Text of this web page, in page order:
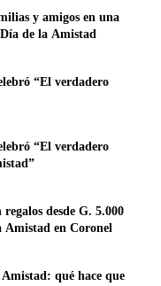
y amigos en una
de la Amistad
“El verdadero
“El verdadero
desde G. 5.000
en Coronel
qué hace que